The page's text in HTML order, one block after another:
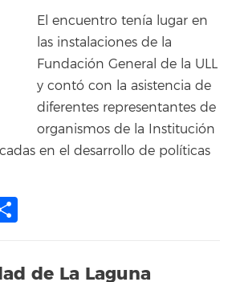
El encuentro tenía lugar en
las instalaciones de la
Fundación General de la ULL
y contó con la asistencia de
diferentes representantes de
organismos de la Institución
en el desarrollo de políticas
de La Laguna